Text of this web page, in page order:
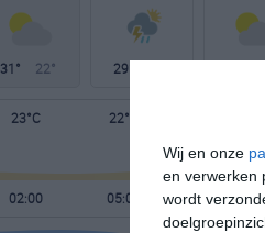
Wij en onze
en verwerken
wordt
31° 22° 29°
23°C 22°C
02:00 05:00 08:00